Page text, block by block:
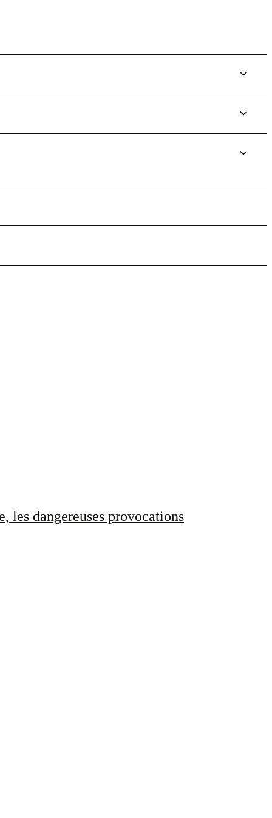
les dangereuses provocations